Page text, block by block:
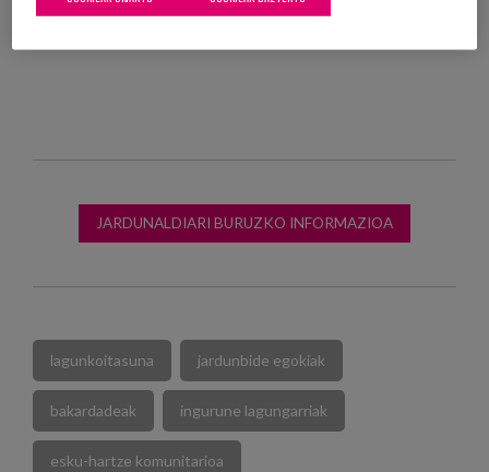
erantzuna emango dioten ekimenetan jarriko da
JARDUNALDIARI BURUZKO INFORMAZIOA
lagunkoitasuna jardunbide egokiak
bakardadeak ingurune lagungarriak
esku-hartze komunitarioa